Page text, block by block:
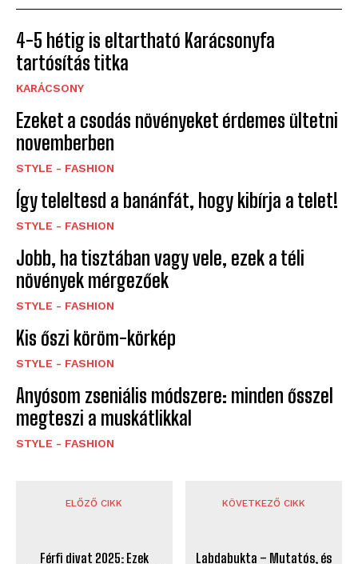
4-5 hétig is eltartható Karácsonyfa
tartósítás titka
KARÁCSONY
Ezeket a csodás növényeket érdemes ültetni
novemberben
STYLE - FASHION
Így teleltesd a banánfát, hogy kibírja a telet!
STYLE - FASHION
Jobb, ha tisztában vagy vele, ezek a téli
növények mérgezőek
STYLE - FASHION
Kis őszi köröm-körkép
STYLE - FASHION
Anyósom zseniális módszere: minden ősszel
megteszi a muskátlikkal
STYLE - FASHION
ELŐZŐ CIKK KÖVETKEZŐ CIKK